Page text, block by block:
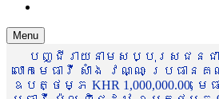
Menu
បញ្ជីរាយនាមសប្បុរសជនជា
លោកមេធាវី សាំង វណ្ណៈ ប្រធាន
ឧបត្ថម្ភ KHR